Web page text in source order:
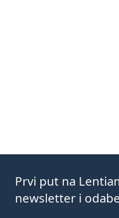
Prvi put na
newsletter i